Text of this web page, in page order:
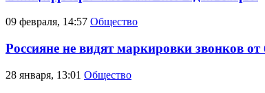
09 февраля, 14:57 Общество
Россияне не видят маркировки звонков от
28 января, 13:01 Общество